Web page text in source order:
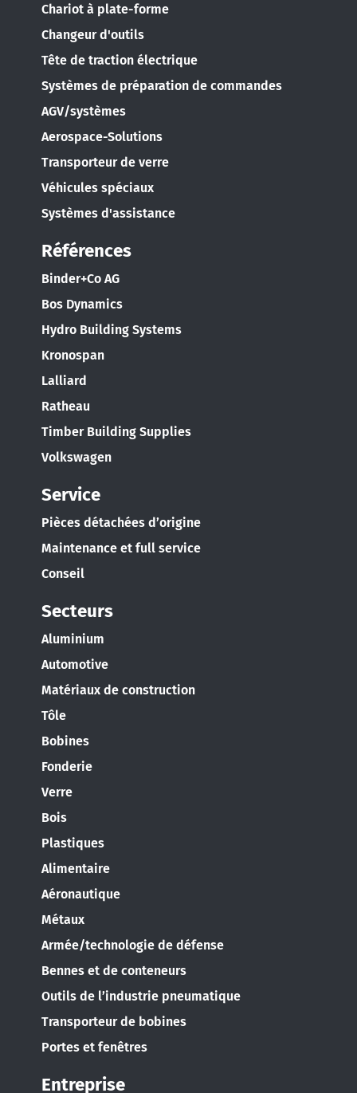
France
Français
Italia
Italiano
Luxembourg
Français Deutsch
Österreich
Deutsch
English Neutral
AMERICA
United States
English
ASIA/PACIFIC
Australia
English
Japan
Chariot à plate-forme
Changeur d'outils
Tête de traction électrique
Systèmes de préparation de commandes
AGV/systèmes
Aerospace-Solutions
Transporteur de verre
Véhicules spéciaux
Systèmes d'assistance
Références
Binder+Co AG
Bos Dynamics
Hydro Building Systems
Kronospan
Lalliard
Ratheau
Timber Building Supplies
Volkswagen
Service
Pièces détachées d’origine
Maintenance et full service
Conseil
Secteurs
Aluminium
Automotive
Matériaux de construction
Tôle
Bobines
Fonderie
Verre
Bois
Plastiques
Alimentaire
Aéronautique
Métaux
Armée/technologie de défense
Bennes et de conteneurs
Outils de l’industrie pneumatique
Transporteur de bobines
Portes et fenêtres
Entreprise